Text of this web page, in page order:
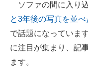
ITの今と未来を見通す
スマホと通信の最新ト
進化するPCとデバイス
ソファの間に入り
と3年後の写真を並
で話題になっていま
に注目が集まり、記
ます。